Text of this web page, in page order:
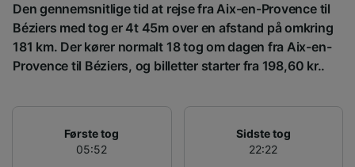
Den gennemsnitlige tid at rejse fra Aix-en-Provence til
Béziers med tog er 4t 45m over en afstand på omkring
181 km. Der kører normalt 18 tog om dagen fra Aix-en-
Provence til Béziers, og billetter starter fra 198,60 kr..
Første tog
05:52
Sidste tog
22:22